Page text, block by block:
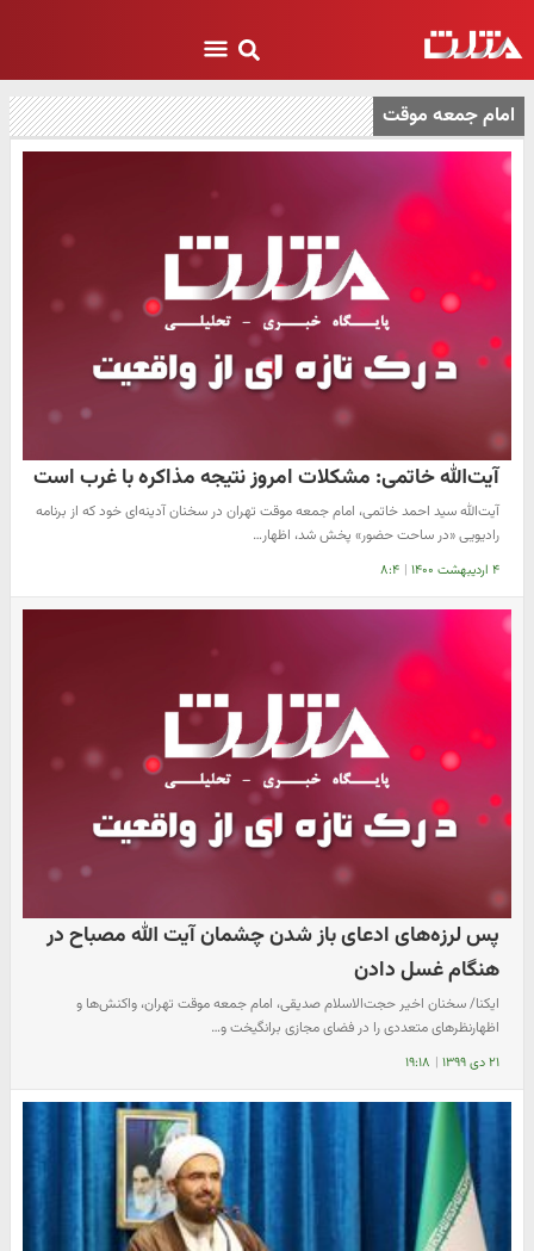
امام جمعه موقت
آیت‌الله خاتمی: مشکلات امروز نتیجه مذاکره با غرب است
آیت‌الله سید احمد خاتمی، امام جمعه موقت تهران در سخنان آدینه‌ای خود که از برنامه
رادیویی «در ساحت حضور» پخش شد، اظهار…
۴ اردیبهشت ۱۴۰۰ | ۸:۴
پس لرزه‌های ادعای باز شدن چشمان آیت الله مصباح در
هنگام غسل دادن
ایکنا/ سخنان اخیر حجت‌الاسلام صدیقی،‌ امام جمعه موقت تهران، واکنش‌ها و
اظهارنظرهای متعددی را در فضای مجازی برانگیخت و…
۲۱ دی ۱۳۹۹ | ۱۹:۱۸